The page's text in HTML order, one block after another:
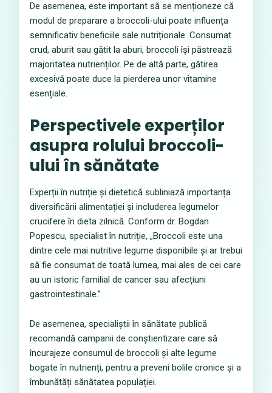
De asemenea, este important să se menționeze că
modul de preparare a broccoli-ului poate influența
semnificativ beneficiile sale nutriționale. Consumat
crud, aburit sau gătit la aburi, broccoli își păstrează
majoritatea nutrienților. Pe de altă parte, gătirea
excesivă poate duce la pierderea unor vitamine
esențiale.
Perspectivele experților
asupra rolului broccoli-
ului în sănătate
Experții în nutriție și dietetică subliniază importanța
diversificării alimentației și includerea legumelor
crucifere în dieta zilnică. Conform dr. Bogdan
Popescu, specialist în nutriție, „Broccoli este una
dintre cele mai nutritive legume disponibile și ar trebui
să fie consumat de toată lumea, mai ales de cei care
au un istoric familial de cancer sau afecțiuni
gastrointestinale.”
De asemenea, specialiștii în sănătate publică
recomandă campanii de conștientizare care să
încurajeze consumul de broccoli și alte legume
bogate în nutrienți, pentru a preveni bolile cronice și a
îmbunătăți sănătatea populației.